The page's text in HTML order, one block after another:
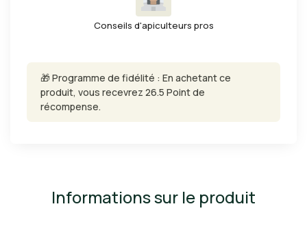
Conseils d'apiculteurs pros
🎁 Programme de fidélité : En achetant ce
produit, vous recevrez 26.5 Point de
récompense.
Informations sur le produit